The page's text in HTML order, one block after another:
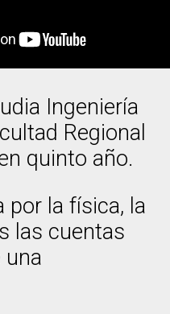
Ingeniería
Regional
quinto año.
por la física, la
las cuentas
una